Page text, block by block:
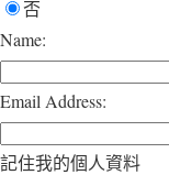
否
Name:
Email Address:
記住我的個人資料